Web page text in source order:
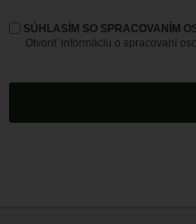
SÚHLASÍM SO SPRACOVANÍM
Otvoriť informáciu o spracovaní